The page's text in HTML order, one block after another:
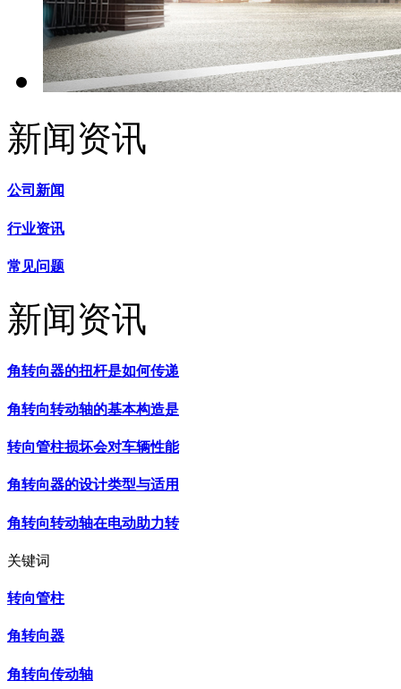
新闻资讯
公司新闻
行业资讯
常见问题
新闻资讯
角转向器的扭杆是如何传递
角转向转动轴的基本构造是
转向管柱损坏会对车辆性能
角转向器的设计类型与适用
角转向转动轴在电动助力转
关键词
转向管柱
角转向器
角转向传动轴